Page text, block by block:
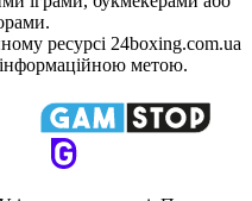
ресурсі 24boxing.com.ua
метою.